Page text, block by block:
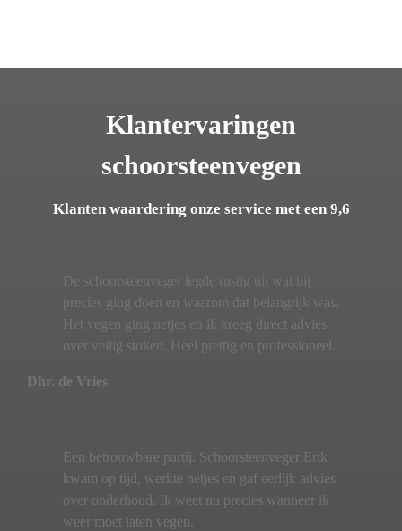
Klantervaringen
schoorsteenvegen
Klanten waardering onze service met een 9,6
De schoorsteenveger legde rustig uit wat hij
precies ging doen en waarom dat belangrijk was.
Het vegen ging netjes en ik kreeg direct advies
over veilig stoken. Heel prettig en professioneel.
Dhr. de Vries
Een betrouwbare partij. Schoorsteenveger Erik
kwam op tijd, werkte netjes en gaf eerlijk advies
over onderhoud. Ik weet nu precies wanneer ik
weer moet laten vegen.